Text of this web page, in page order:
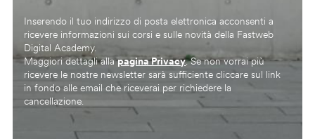
Inserendo il tuo indirizzo di posta elettronica acconsenti a
ricevere informazioni sui corsi e sulle novità della Fastweb
Digital Academy.
Maggiori dettagli allapagina Privacy. Se non vorrai più
ricevere le nostre newsletter sarà sufficiente cliccare sul link
in fondo alle email che riceverai per richiedere la
cancellazione.